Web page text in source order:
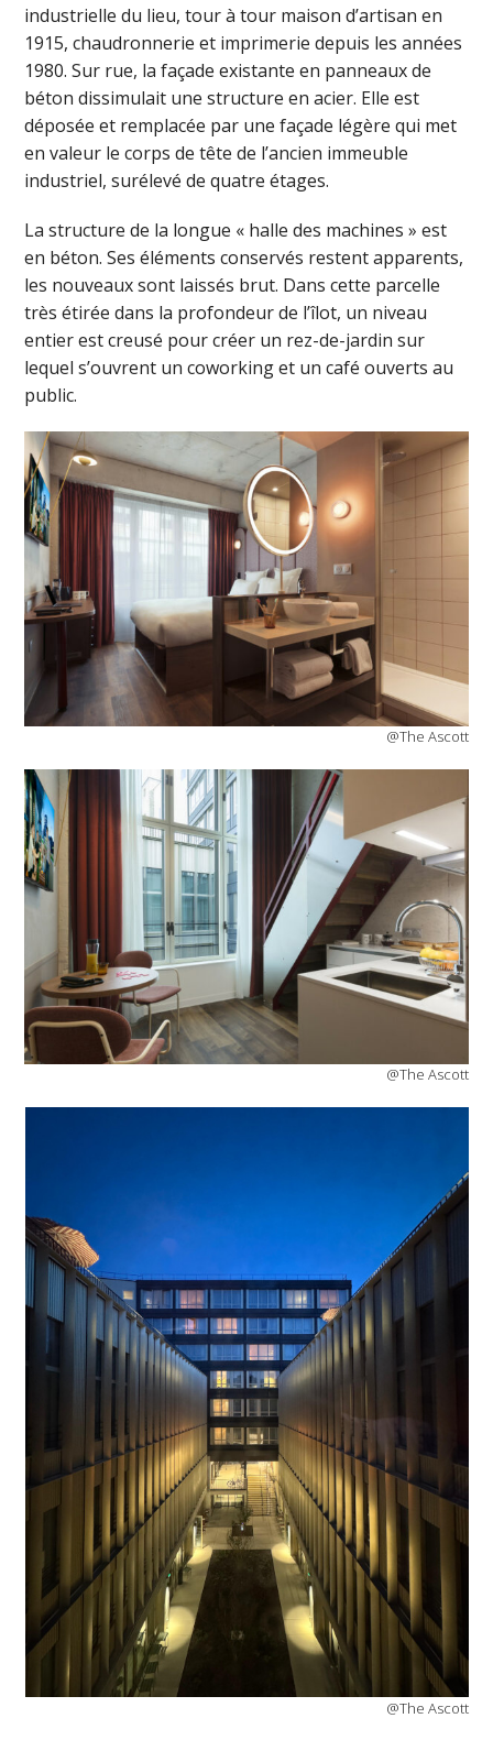
industrielle du lieu, tour à tour maison d’artisan en
1915, chaudronnerie et imprimerie depuis les années
1980. Sur rue, la façade existante en panneaux de
béton dissimulait une structure en acier. Elle est
déposée et remplacée par une façade légère qui met
en valeur le corps de tête de l’ancien immeuble
industriel, surélevé de quatre étages.
La structure de la longue « halle des machines » est
en béton. Ses éléments conservés restent apparents,
les nouveaux sont laissés brut. Dans cette parcelle
très étirée dans la profondeur de l’îlot, un niveau
entier est creusé pour créer un rez-de-jardin sur
lequel s’ouvrent un coworking et un café ouverts au
public.
@The Ascott
@The Ascott
@The Ascott